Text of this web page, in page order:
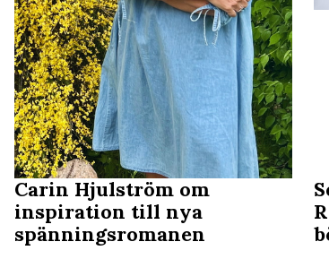
Carin Hjulström om
inspiration till nya
spänningsromanen